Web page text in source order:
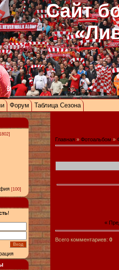
Сайт
Форум Таблица Сезона
[100]
!
Главная » Фотоальбом »
«
Всего комментариев: 0